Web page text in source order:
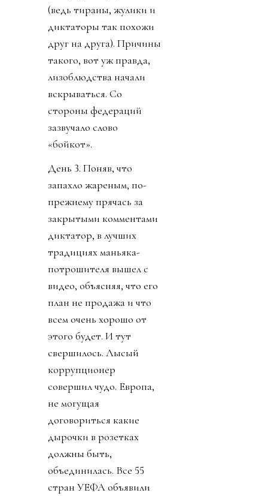
(ведь тираны, жулики и
диктаторы так похожи
друг на друга). Причины
такого, вот уж правда,
лизоблюдства начали
вскрываться. Со
стороны федераций
зазвучало слово
«бойкот».
День 3. Поняв, что
запахло жареным, по-
прежнему прячась за
закрытыми комментами
диктатор, в лучших
традициях маньяка-
потрошителя вышел с
видео, объясняя, что его
план не продажа и что
всем очень хорошо от
этого будет. И тут
свершилось. Лысый
коррупционер
совершил чудо. Европа,
не могущая
договориться какие
дырочки в розетках
должны быть,
объединилась. Все 55
стран УЕФА объявили